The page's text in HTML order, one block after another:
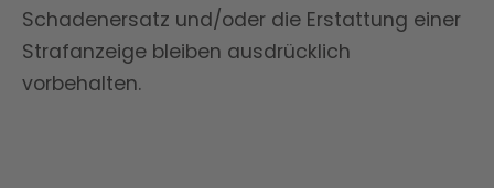
Schadenersatz und/oder die Erstattung einer
Strafanzeige bleiben ausdrücklich
vorbehalten.